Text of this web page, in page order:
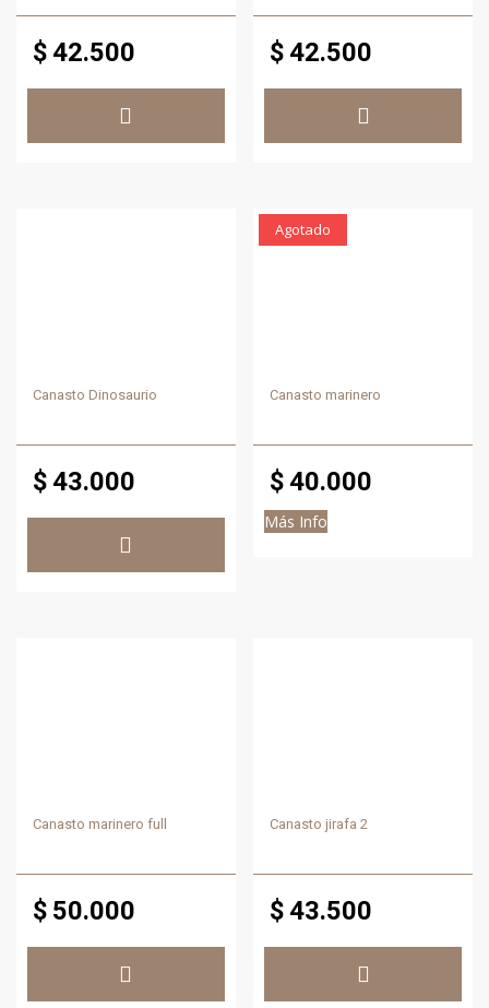
$42.500 $42.500
Canasto Dinosaurio
$43.000
Agotado
Canasto marinero
$40.000
Más Info
Canasto marinero full
$ 50.000
Canasto jirafa 2
$43.500